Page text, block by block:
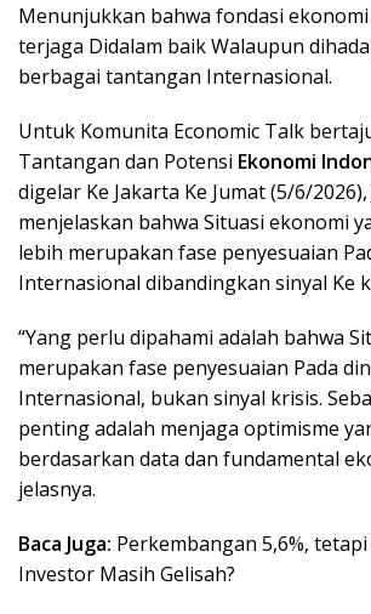
Menunjukkan bahwa fondasi
terjaga Didalam baik Walaupun
berbagai tantangan Internasional.
Untuk Komunita Economic Talk
Tantangan dan Potensi Ekonomi
digelar Ke Jakarta Ke Jumat (5/6/2026),
menjelaskan bahwa Situasi ekonomi
lebih merupakan fase penyesuaian
Internasional dibandingkan sinyal Ke
“Yang perlu dipahami adalah bahwa
merupakan fase penyesuaian Pada
Internasional, bukan sinyal krisis.
penting adalah menjaga optimisme
berdasarkan data dan fundamental
jelasnya.
Baca Juga: Perkembangan 5,6%,
Investor Masih Gelisah?